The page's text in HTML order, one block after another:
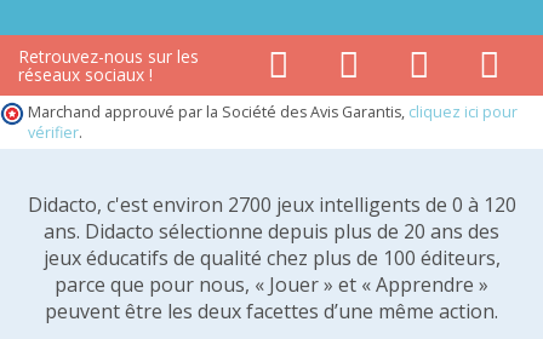
Retrouvez-nous sur les
réseaux sociaux !
Marchand approuvé par la Société des Avis Garantis, cliquez ici pour
vérifier.
Didacto, c'est environ 2700 jeux intelligents de 0 à 120
ans. Didacto sélectionne depuis plus de 20 ans des
jeux éducatifs de qualité chez plus de 100 éditeurs,
parce que pour nous, « Jouer » et « Apprendre »
peuvent être les deux facettes d’une même action.